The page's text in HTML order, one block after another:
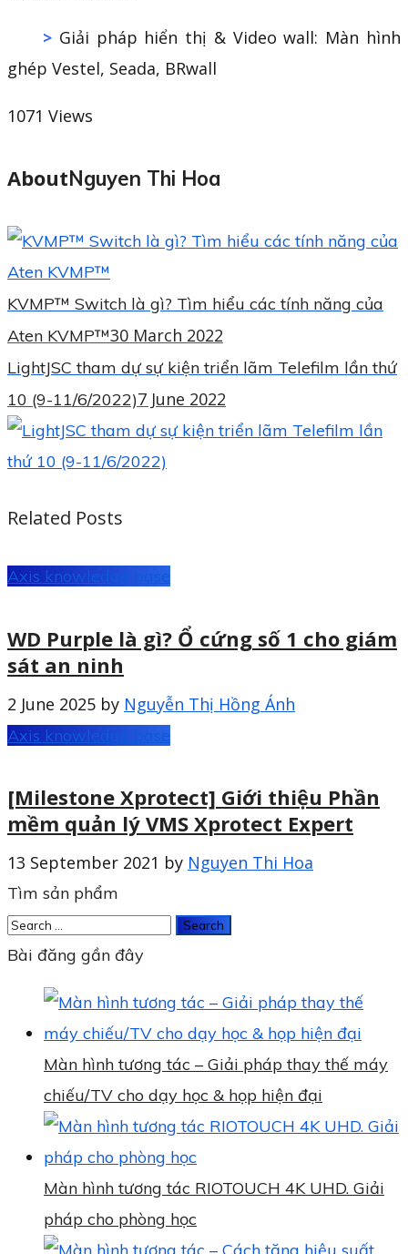
> Giải pháp hiển thị & Video wall: Màn hình
ghép Vestel, Seada, BRwall
1071 Views
AboutNguyen Thi Hoa
KVMP™ Switch là gì? Tìm hiểu các tính năng của
Aten KVMP™30 March 2022
LightJSC tham dự sự kiện triển lãm Telefilm lần thứ
10 (9-11/6/2022)7 June 2022
Related Posts
Axis knowledge base
WD Purple là gì? Ổ cứng số 1 cho giám
sát an ninh
2 June 2025 by Nguyễn Thị Hồng Ánh
Axis knowledge base
[Milestone Xprotect] Giới thiệu Phần
mềm quản lý VMS Xprotect Expert
13 September 2021 by Nguyen Thi Hoa
Tìm sản phẩm
Bài đăng gần đây
Màn hình tương tác – Giải pháp thay thế máy
chiếu/TV cho dạy học & họp hiện đại
Màn hình tương tác RIOTOUCH 4K UHD. Giải
pháp cho phòng học